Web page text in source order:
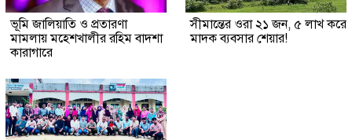
ভূমি জালিয়াতি ও প্রতারণা
মামলায় মহেশখালীর রহিম বাদশা
কারাগারে
সীমান্তের ওরা ২১ জন, ৫ লাখ করে
মাদক ব্যবসার শেয়ার!